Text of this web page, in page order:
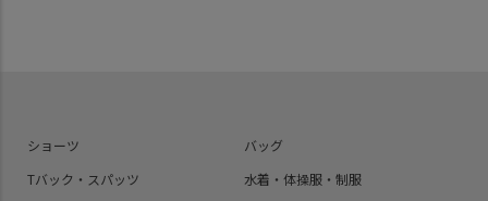
ショーツ
Tバック・スパッツ
バッグ
水着・体操服・制服